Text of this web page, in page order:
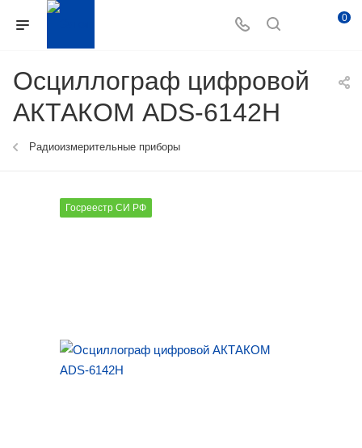
0
Осциллограф цифровой
АКТАКОМ ADS-6142H
Радиоизмерительные приборы
Госреестр СИ РФ